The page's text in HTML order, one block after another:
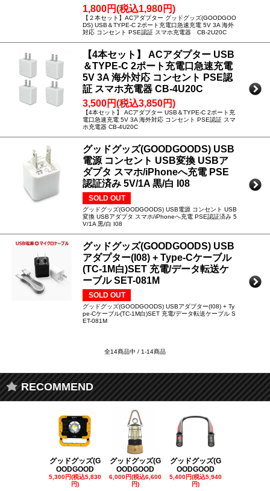
1,800円(税込1,980円)
【２本セット】ACアダプター グッドグッズ(GOODGOO
DS) USB＆TYPE-C 2ポート充電口急速充電 5V 3A 海外
対応 コンセント PSE認証 スマホ充電器 CB-2U20C
【4本セット】 ACアダプター USB
＆TYPE-C 2ポート充電口急速充電
5V 3A 海外対応 コンセント PSE認
証 スマホ充電器 CB-4U20C
3,500円(税込3,850円)
【4本セット】 ACアダプター USB＆TYPE-C 2ポート充
電口急速充電 5V 3A 海外対応 コンセント PSE認証 スマ
ホ充電器 CB-4U20C
グッドグッズ(GOODGOODS) USB
電源 コンセント USB変換 USBア
ダプタ スマホ/iPhoneへ充電 PSE
認証済み 5V/1A 黒/白 I08
SOLD OUT
グッドグッズ(GOODGOODS) USB電源 コンセント USB
変換 USBアダプタ スマホ/iPhoneへ充電 PSE認証済み 5
V/1A 黒/白 I08
グッドグッズ(GOODGOODS) USB
アダプター(I08) + Type-Cケーブル
(TC-1M白)SET 充電/データ転送ケ
ーブル SET-081M
SOLD OUT
グッドグッズ(GOODGOODS) USBアダプター(I08) + Ty
pe-Cケーブル(TC-1M白)SET 充電/データ転送ケーブル S
ET-081M
全14商品中 / 1-14商品
RECOMMEND
グッドグッズ(G
OODGOOD
5,300円(税込5,830
円)
グッドグッズ(G
OODGOOD
6,000円(税込6,600
円)
グッドグッズ(G
OODGOOD
5,400円(税込5,940
円)